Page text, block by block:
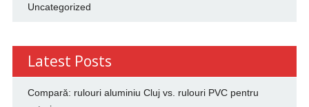
Uncategorized
Latest Posts
Compară: rulouri aluminiu Cluj vs. rulouri PVC pentru